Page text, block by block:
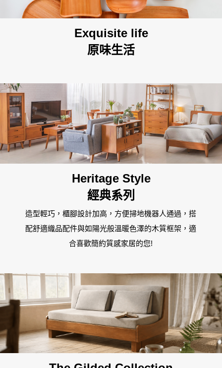
SPACE
台北民生店
新北土城HOLA店
板橋南雅店
三重重新店
桃園中壢宜得利店
桃園南崁特力屋店
桃園中壢SOGO元化店
新竹大雅店
苗栗尚順店
台中家樂店
About Us News Events
Service Contact
Evaluation FAQs
Exquisite life
原味生活
Heritage Style
經典系列
造型輕巧，櫃腳設計加高，方便掃地機器人通過，搭
配舒適織品配件與如陽光般溫暖色澤的木質框架，適
合喜歡簡約質感家居的您!